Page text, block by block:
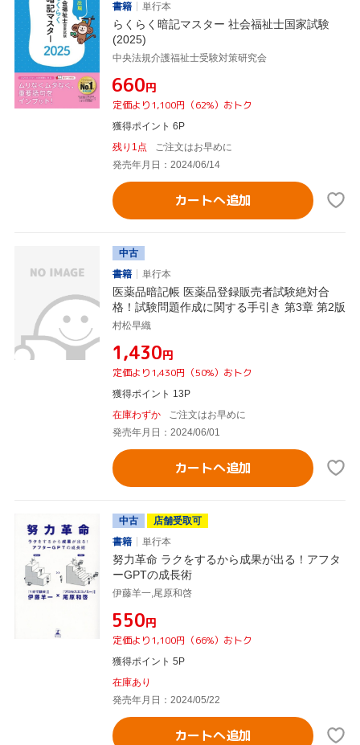
書籍
単行本
らくらく暗記マスター 社会福祉士国家試験
(2025)
中央法規介護福祉士受験対策研究会
¥660円
定価より1,100円（62%）おトク
獲得ポイント 6P
残り1点
ご注文はお早めに
発売年月日：2024/06/14
カートへ追加
中古
書籍
単行本
医薬品暗記帳 医薬品登録販売者試験絶対合
格！試験問題作成に関する手引き 第3章 第2版
村松早織
¥1,430円
定価より1,430円（50%）おトク
獲得ポイント 13P
在庫わずか
ご注文はお早めに
発売年月日：2024/06/01
カートへ追加
中古
店舗受取可
書籍
単行本
努力革命 ラクをするから成果が出る！アフタ
ーGPTの成長術
伊藤羊一,尾原和啓
¥550円
定価より1,100円（66%）おトク
獲得ポイント 5P
在庫あり
発売年月日：2024/05/22
カートへ追加